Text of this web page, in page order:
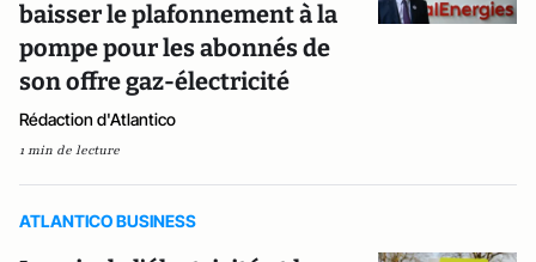
baisser le plafonnement à la
pompe pour les abonnés de
son offre gaz-électricité
Rédaction d'Atlantico
1 min de lecture
ATLANTICO BUSINESS